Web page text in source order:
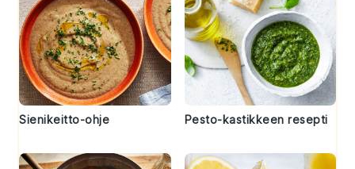
Sienikeitto-ohje Pesto-kastikkeen resepti